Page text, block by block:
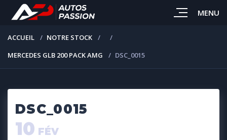
MENU
ACCUEIL
NOTRE STOCK
MERCEDES GLB 200 PACK AMG
DSC_0015
DSC_0015
10 FÉV